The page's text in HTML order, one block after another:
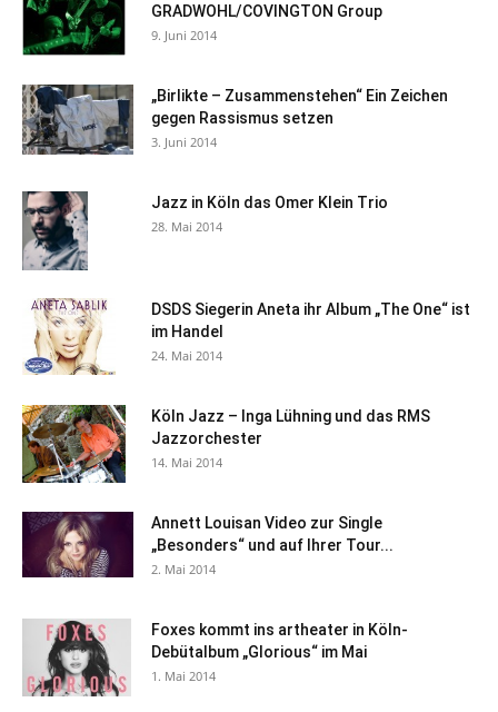
GRADWOHL/COVINGTON Group
9. Juni 2014
„Birlikte – Zusammenstehen“ Ein Zeichen
gegen Rassismus setzen
3. Juni 2014
Jazz in Köln das Omer Klein Trio
28. Mai 2014
DSDS Siegerin Aneta ihr Album „The One“ ist
im Handel
24. Mai 2014
Köln Jazz – Inga Lühning und das RMS
Jazzorchester
14. Mai 2014
Annett Louisan Video zur Single
„Besonders“ und auf Ihrer Tour...
2. Mai 2014
Foxes kommt ins artheater in Köln-
Debütalbum „Glorious“ im Mai
1. Mai 2014